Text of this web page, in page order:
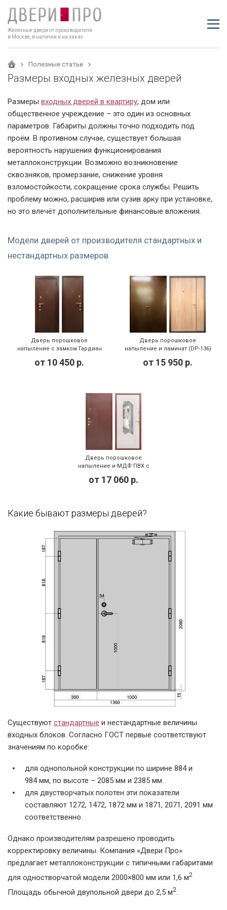
Железные двери от производителя
в Москве, в наличии и на заказ
Полезные статьи
Размеры входных железных дверей
Размеры входных дверей в квартиру, дом или
общественное учреждение – это один из основных
параметров. Габариты должны точно подходить под
проём. В противном случае, существует большая
вероятность нарушения функционирования
металлоконструкции. Возможно возникновение
сквозняков, промерзание, снижение уровня
взломостойкости, сокращение срока службы. Решить
проблему можно, расширив или сузив арку при установке,
но это влечёт дополнительные финансовые вложения.
Модели дверей от производителя стандартных и
нестандартных размеров
Дверь порошковое
напыление с замком Гардиан
от 10 450 р.
Дверь порошковое
напыление и ламинат (DP-136)
от 15 950 р.
Дверь порошковое
напыление и МДФ ПВХ с
от 17 060 р.
Какие бывают размеры дверей?
Существуют стандартные и нестандартные величины
входных блоков. Согласно ГОСТ первые соответствуют
значениям по коробке:
для однопольной конструкции по ширине 884 и
984 мм, по высоте – 2085 мм и 2385 мм.
для двустворчатых полотен эти показатели
составляют 1272, 1472, 1872 мм и 1871, 2071, 2091 мм
соответственно.
Однако производителям разрешено проводить
корректировку величины. Компания «Двери Про»
предлагает металлоконструкции с типичными габаритами
для одностворчатой модели 2000×800 мм или 1,6 м2
Площадь обычной двупольной двери до 2,5 м2.